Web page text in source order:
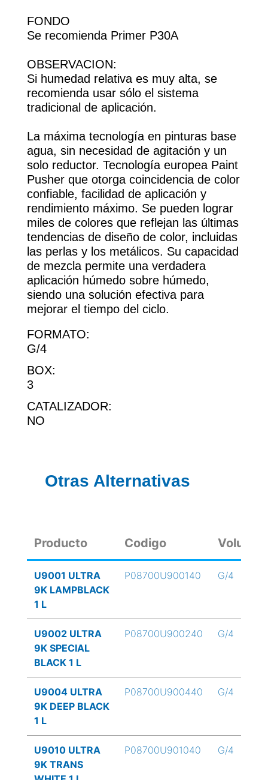
FONDO
Se recomienda Primer P30A
OBSERVACION:
Si humedad relativa es muy alta, se
recomienda usar sólo el sistema
tradicional de aplicación.
La máxima tecnología en pinturas base
agua, sin necesidad de agitación y un
solo reductor. Tecnología europea Paint
Pusher que otorga coincidencia de color
confiable, facilidad de aplicación y
rendimiento máximo. Se pueden lograr
miles de colores que reflejan las últimas
tendencias de diseño de color, incluidas
las perlas y los metálicos. Su capacidad
de mezcla permite una verdadera
aplicación húmedo sobre húmedo,
siendo una solución efectiva para
mejorar el tiempo del ciclo.
FORMATO:
G/4
BOX:
3
CATALIZADOR:
NO
Otras Alternativas
Producto Codigo Volumen
U9001 ULTRA
9K LAMPBLACK
1 L
P08700U900140 G/4
U9002 ULTRA
9K SPECIAL
BLACK 1 L
P08700U900240 G/4
U9004 ULTRA
9K DEEP BLACK
1 L
P08700U900440 G/4
U9010 ULTRA
9K TRANS
P08700U901040 G/4